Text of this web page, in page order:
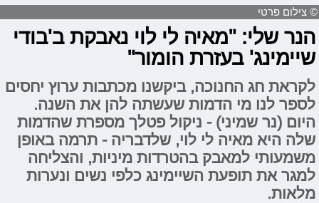
© צילום פרטי
הנר שלי: "מאיה לי לוי נאבקת ב'בודי
שיימינג' בעזרת הומור"
לקראת חג החנוכה, ביקשנו מכתבות ערוץ יחסים
לספר לנו מי הדמות שעשתה להן את השנה.
היום (נר שמיני) - ניקול פטלך מספרת שהדמות
שלה היא מאיה לי לוי, שלדבריה - תרמה באופן
משמעותי למאבק בהטרדות מיניות, והצליחה
למגר את תופעת השיימינג כלפי נשים ונערות
מלאות.